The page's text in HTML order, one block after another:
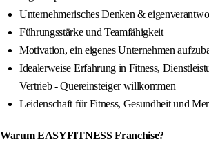
Unternehmerisches Denken &
Führungsstärke und Teamfähigkeit
Motivation, ein eigenes Unternehmen
Idealerweise Erfahrung in Fitness,
Vertrieb - Quereinsteiger willkommen
Leidenschaft für Fitness, Gesundheit und
Warum EASYFITNESS Franchise?